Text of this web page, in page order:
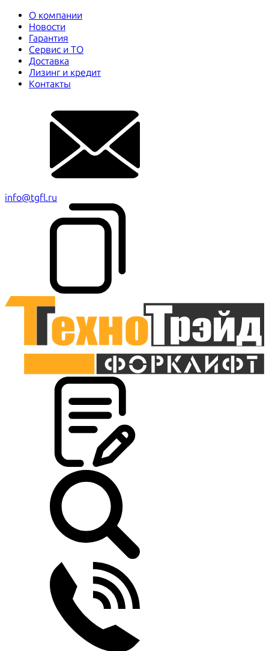
О компании
Новости
Гарантия
Сервис и ТО
Доставка
Лизинг и кредит
Контакты
info@tgfl.ru